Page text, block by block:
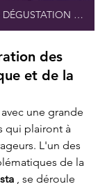
VALLÉE DU DOURO - DÉGUSTATION EXCLUSIVE DE VINS
des
et de la
une grande
qui plairont à
L'un des
de la
, se déroule